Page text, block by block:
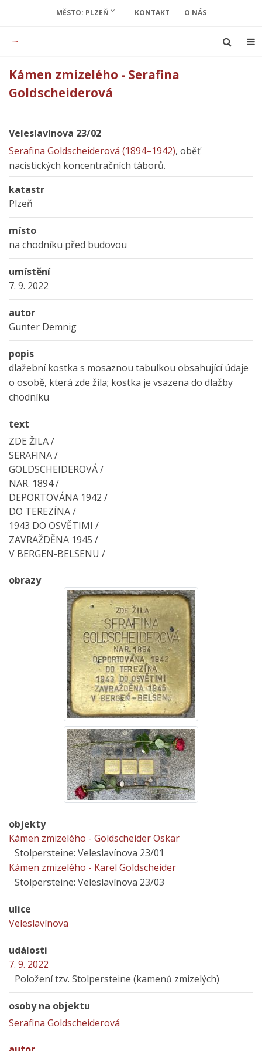
MĚSTO: PLZEŇ KONTAKT O NÁS
Kámen zmizelého - Serafina
Goldscheiderová
Veleslavínova 23/02
Serafina Goldscheiderová (1894–1942), oběť
nacistických koncentračních táborů.
katastr
Plzeň
místo
na chodníku před budovou
umístění
7. 9. 2022
autor
Gunter Demnig
popis
dlažební kostka s mosaznou tabulkou obsahující údaje
o osobě, která zde žila; kostka je vsazena do dlažby
chodníku
text
ZDE ŽILA /
SERAFINA /
GOLDSCHEIDEROVÁ /
NAR. 1894 /
DEPORTOVÁNA 1942 /
DO TEREZÍNA /
1943 DO OSVĚTIMI /
ZAVRAŽDĚNA 1945 /
V BERGEN-BELSENU /
obrazy
objekty
Kámen zmizelého - Goldscheider Oskar
Stolpersteine: Veleslavínova 23/01
Kámen zmizelého - Karel Goldscheider
Stolpersteine: Veleslavínova 23/03
ulice
Veleslavínova
události
7. 9. 2022
Položení tzv. Stolpersteine (kamenů zmizelých)
osoby na objektu
Serafina Goldscheiderová